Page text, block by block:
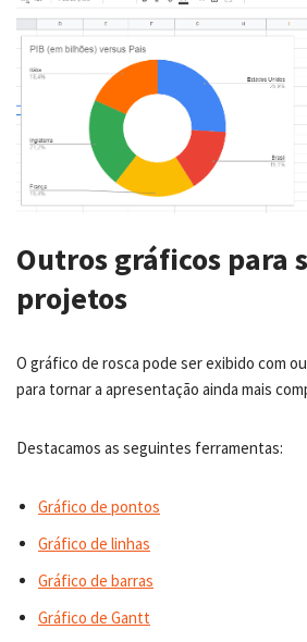
Outros gráficos para
projetos
O gráfico de rosca pode ser exibido com
para tornar a apresentação ainda mais
Destacamos as seguintes ferramentas:
Gráfico de pontos
Gráfico de linhas
Gráfico de barras
Gráfico de Gantt